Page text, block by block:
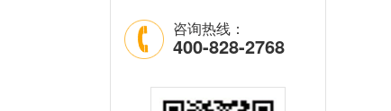
咨询热线：
400-828-2768